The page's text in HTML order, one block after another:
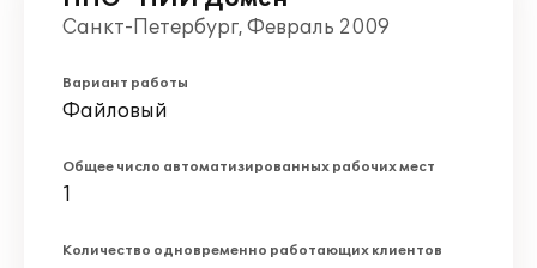
Санкт-Петербург, Февраль 2009
Вариант работы
Файловый
Общее число автоматизированных рабочих мест
1
Количество одновременно работающих клиентов